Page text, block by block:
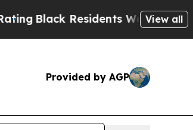
Black Residents Warned ofView all
Provided by AGP